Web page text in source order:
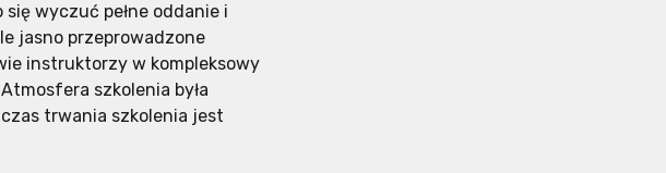
wyczuć pełne oddanie i
jasno przeprowadzone
instruktorzy w kompleksowy
szkolenia była
trwania szkolenia jest